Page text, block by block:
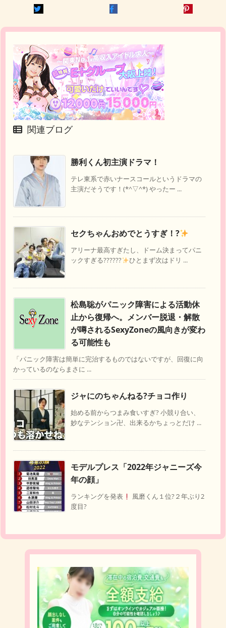
関連ブログ
勝利くん初主演ドラマ！
テレ東系で赤いナースコールというドラマの
主演だそうです！(*^▽^*) やったー ...
セクちゃんおめでとうすぎ！?
アリーナ最高すぎたし、ドーム決まってパニ
ックすぎる??????
ひとまず次はドリ ...
松島聡がパニック障害による活動休
止から復帰へ。メンバー脱退・解散
が噂されるSexyZoneの風向きが変わ
る可能性も
「パニック障害は簡単に完治するものではないですが、回復に向
かっているのならまさに ...
ジャにのちゃんねる?チョコ作り
始める前からつまみ食いすぎ? 小競り合い、
妙なテンション卍、出来るかちょっとだけ ...
モデルプレス「2022年ジャニーズ今
年の顔」
ランキングを発表 風磨くん１位? ２年ぶり2
度目?